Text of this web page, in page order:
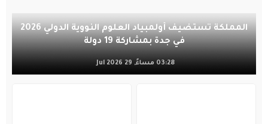
المملكة تستضيف أولمبياد العلوم النووية الدولي 2026
في جدة بمشاركة 19 دولة
03:28 مساءً, 29 Jul 2026